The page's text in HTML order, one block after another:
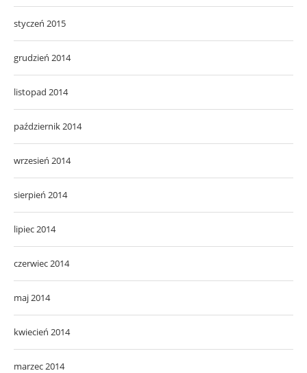
styczeń 2015
grudzień 2014
listopad 2014
październik 2014
wrzesień 2014
sierpień 2014
lipiec 2014
czerwiec 2014
maj 2014
kwiecień 2014
marzec 2014